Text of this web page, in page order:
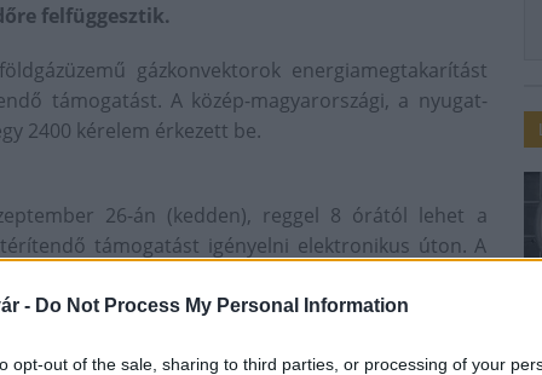
- Do Not Process My Personal Information
opt-out of the sale, sharing to third parties, or processing of your
felfüggesztik.
gázkonvektorok energiamegtakarítást
támogatást. A közép-magyarországi, a nyugat-
2400 kérelem érkezett be.
26-án (kedden), reggel 8 órától lehet a
támogatást igényelni elektronikus úton. A
portálon (https://konvektor2017.nfsi.hu/)